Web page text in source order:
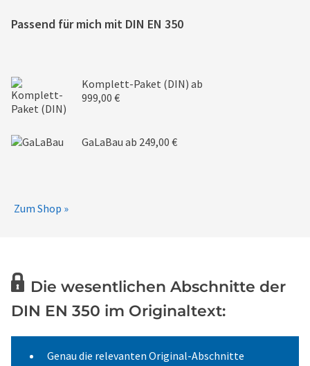
Passend für mich mit DIN EN 350
Komplett-Paket (DIN) ab
999,00 €
GaLaBau ab 249,00 €
Zum Shop »
Die wesentlichen Abschnitte der
DIN EN 350 im Originaltext:
Genau die relevanten Original-Abschnitte